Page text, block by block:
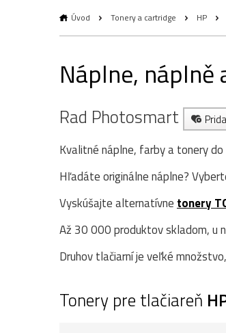
Úvod Tonery a cartridge HP
Náplne,
Rad Photosmart
Kvalitné náplne, farby a tonery
Hľadáte originálne náplne?
Vyskúšajte alternatívne tonery
Až 30 000 produktov skladom, u
Druhov tlačiarní je veľké
Tonery pre tlačiareň